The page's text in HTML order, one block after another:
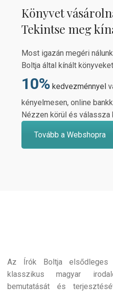
Könyvet
Tekintse meg
Most igazán megéri
Boltja által kínált
10% kedvezménnyel
kényelmesen, online
Nézzen körül és válassza
Tovább a Webshopra
Az Írók Boltja elsődleges
klasszikus magyar
bemutatását és